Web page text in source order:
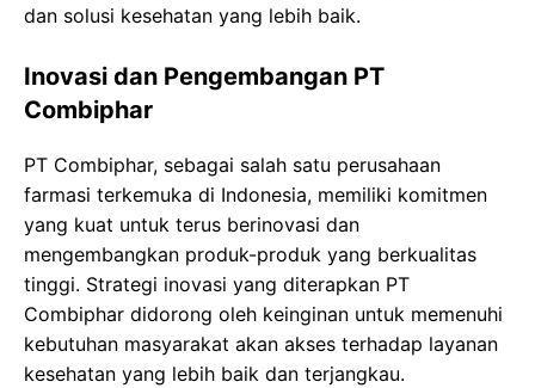
dan solusi kesehatan yang lebih baik.
Inovasi dan Pengembangan PT
Combiphar
PT Combiphar, sebagai salah satu perusahaan
farmasi terkemuka di Indonesia, memiliki komitmen
yang kuat untuk terus berinovasi dan
mengembangkan produk-produk yang berkualitas
tinggi. Strategi inovasi yang diterapkan PT
Combiphar didorong oleh keinginan untuk memenuhi
kebutuhan masyarakat akan akses terhadap layanan
kesehatan yang lebih baik dan terjangkau.